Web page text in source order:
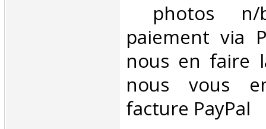
photos
paiement via
nous en faire
nous vous
facture PayPal‎